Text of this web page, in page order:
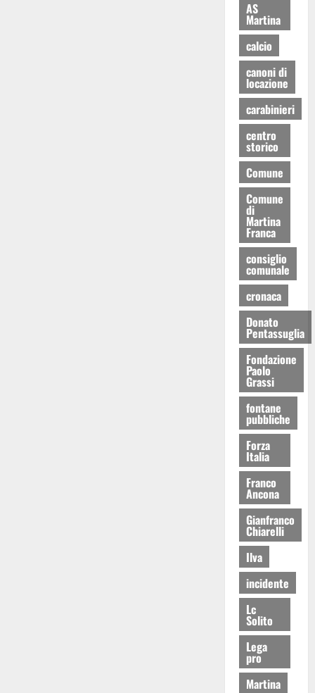
AS
Martina
calcio
canoni di
locazione
carabinieri
centro
storico
Comune
Comune
di
Martina
Franca
consiglio
comunale
cronaca
Donato
Pentassuglia
Fondazione
Paolo
Grassi
fontane
pubbliche
Forza
Italia
Franco
Ancona
Gianfranco
Chiarelli
Ilva
incidente
Lc
Solito
Lega
pro
Martina